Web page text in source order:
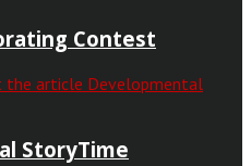
Contest
StoryTime